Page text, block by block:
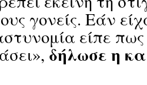
γονείς. Εάν
είπε
δήλωσε η